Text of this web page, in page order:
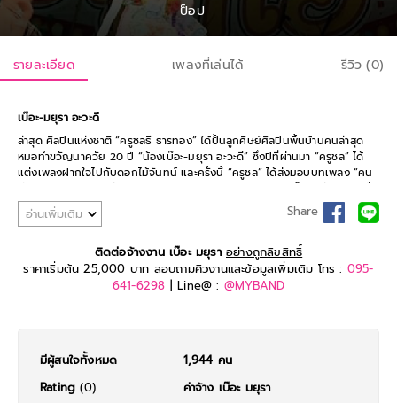
ป็อป
รายละเอียด เพลงที่เล่นได้ รีวิว (0)
เบ๊อะ-มยุรา อะวะดี
ล่าสุด ศิลปินแห่งชาติ “ครูชลธี ธารทอง” ได้ปั้นลูกศิษย์ศิลปินพื้นบ้านคนล่าสุด
หมอทำขวัญนาควัย 20 ปี “น้องเบ๊อะ-มยุรา อะวะดี” ซึ่งปีที่ผ่านมา “ครูชล” ได้
แต่งเพลงฝากใจไปกับดอกไม้จันทน์ และครั้งนี้ “ครูชล” ได้ส่งมอบบทเพลง “คน
มีความหลัง” ในนามค่ายเพลง “หมากพลูเรคคอร์ด” ให้ “น้องเบ๊อะ” ถ่ายทอดเพื่อ
ให้แฟนเพลงหายคิดถึงสุดๆ กับท่อนฮุกโดนใจเจ็บจี๊ด “คนมีความหลัง ผิดหวัง
เพราะความรักไม่มั่นคง เมื่อคนรักไม่ซื่อตรง จบลงด้วยคำบอกลา”
เรียบเรียงโดย “อาจารย์หมู-กิตติศักดิ์ สายน้ำทิพย์” ซึ่ง “น้องเบ๊อะ” เผยว่า
“ขอกราบขอบพระคุณครูชลธี และ อ.หมู มากๆนะคะที่เมตตา ขอฝากเพลงนี้ไว้ให้
กับแฟนๆได้ติดตาม ซึ่งเพลงนี้ก็เป็นเพลงเกี่ยวกับคนที่ผิดหวังกับความรัก
เพราะคำว่าสัญญาที่เคยให้กันไว้ โดยเรารักษามันได้แต่เขาไม่รักษาสัญญาที่เคยให้
อ่านเพิ่มเติม Share
ติดต่อจ้างงาน เบ๊อะ มยุรา อย่างถูกลิขสิทธิ์
ราคาเริ่มต้น 25,000 บาท สอบถามคิวงานและข้อมูลเพิ่มเติม โทร : 095-
641-6298 | Line@ : @MYBAND
มีผู้สนใจทั้งหมด
1,944 คน
Rating (0) ค่าจ้าง เบ๊อะ มยุรา